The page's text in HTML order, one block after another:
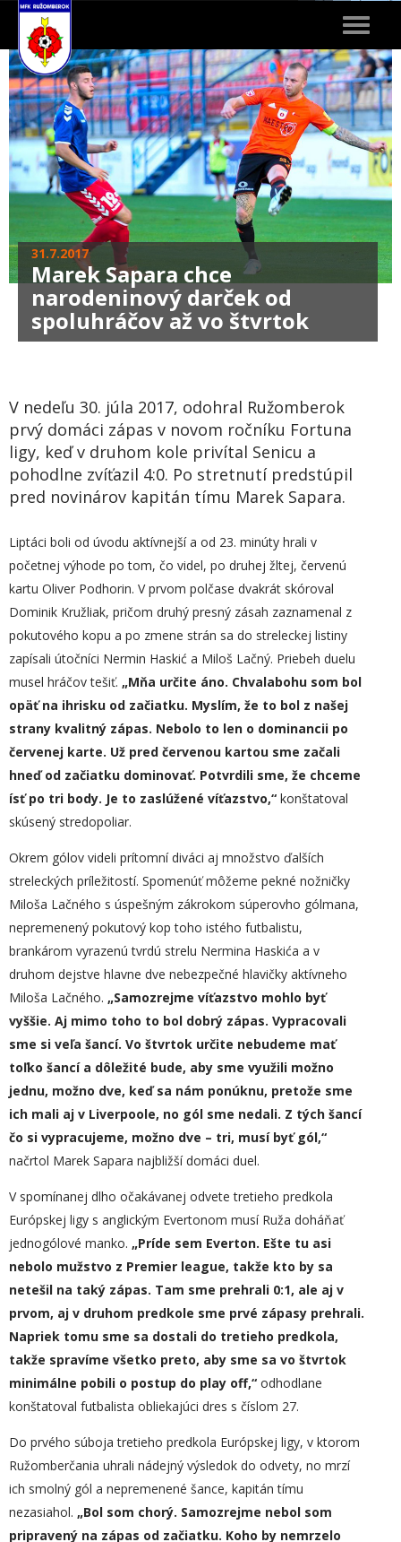
Toggle
31.7.2017
Marek Sapara chce
narodeninový darček od
spoluhráčov až vo štvrtok
V nedeľu 30. júla 2017, odohral Ružomberok
prvý domáci zápas v novom ročníku Fortuna
ligy, keď v druhom kole privítal Senicu a
pohodlne zvíťazil 4:0. Po stretnutí predstúpil
pred novinárov kapitán tímu Marek Sapara.
Liptáci boli od úvodu aktívnejší a od 23. minúty hrali v
početnej výhode po tom, čo videl, po druhej žltej, červenú
kartu Oliver Podhorin. V prvom polčase dvakrát skóroval
Dominik Kružliak, pričom druhý presný zásah zaznamenal z
pokutového kopu a po zmene strán sa do streleckej listiny
zapísali útočníci Nermin Haskić a Miloš Lačný. Priebeh duelu
musel hráčov tešiť. „Mňa určite áno. Chvalabohu som bol
opäť na ihrisku od začiatku. Myslím, že to bol z našej
strany kvalitný zápas. Nebolo to len o dominancii po
červenej karte. Už pred červenou kartou sme začali
hneď od začiatku dominovať. Potvrdili sme, že chceme
ísť po tri body. Je to zaslúžené víťazstvo,“ konštatoval
skúsený stredopoliar.
Okrem gólov videli prítomní diváci aj množstvo ďalších
streleckých príležitostí. Spomenúť môžeme pekné nožničky
Miloša Lačného s úspešným zákrokom súperovho gólmana,
nepremenený pokutový kop toho istého futbalistu,
brankárom vyrazenú tvrdú strelu Nermina Haskića a v
druhom dejstve hlavne dve nebezpečné hlavičky aktívneho
Miloša Lačného. „Samozrejme víťazstvo mohlo byť
vyššie. Aj mimo toho to bol dobrý zápas. Vypracovali
sme si veľa šancí. Vo štvrtok určite nebudeme mať
toľko šancí a dôležité bude, aby sme využili možno
jednu, možno dve, keď sa nám ponúknu, pretože sme
ich mali aj v Liverpoole, no gól sme nedali. Z tých šancí
čo si vypracujeme, možno dve – tri, musí byť gól,“
načrtol Marek Sapara najbližší domáci duel.
V spomínanej dlho očakávanej odvete tretieho predkola
Európskej ligy s anglickým Evertonom musí Ruža doháňať
jednogólové manko. „Príde sem Everton. Ešte tu asi
nebolo mužstvo z Premier league, takže kto by sa
netešil na taký zápas. Tam sme prehrali 0:1, ale aj v
prvom, aj v druhom predkole sme prvé zápasy prehrali.
Napriek tomu sme sa dostali do tretieho predkola,
takže spravíme všetko preto, aby sme sa vo štvrtok
minimálne pobili o postup do play off,“ odhodlane
konštatoval futbalista obliekajúci dres s číslom 27.
Do prvého súboja tretieho predkola Európskej ligy, v ktorom
Ružomberčania uhrali nádejný výsledok do odvety, no mrzí
ich smolný gól a nepremenené šance, kapitán tímu
nezasiahol. „Bol som chorý. Samozrejme nebol som
pripravený na zápas od začiatku. Koho by nemrzelo